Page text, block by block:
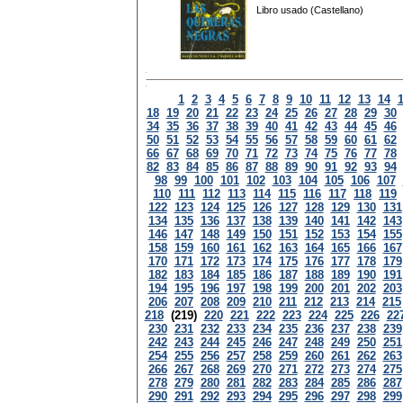
Libro usado (Castellano)
1 2 3 4 5 6 7 8 9 10 11 12 13 14
18 19 20 21 22 23 24 25 26 27 28 29 30
34 35 36 37 38 39 40 41 42 43 44 45 46
50 51 52 53 54 55 56 57 58 59 60 61 62
66 67 68 69 70 71 72 73 74 75 76 77 78
82 83 84 85 86 87 88 89 90 91 92 93 94
98 99 100 101 102 103 104 105 106 107
110 111 112 113 114 115 116 117 118 119
122 123 124 125 126 127 128 129 130 131
134 135 136 137 138 139 140 141 142 143
146 147 148 149 150 151 152 153 154 155
158 159 160 161 162 163 164 165 166 167
170 171 172 173 174 175 176 177 178 179
182 183 184 185 186 187 188 189 190 191
194 195 196 197 198 199 200 201 202 203
206 207 208 209 210 211 212 213 214 215
218 (219) 220 221 222 223 224 225 226
230 231 232 233 234 235 236 237 238 239
242 243 244 245 246 247 248 249 250 251
254 255 256 257 258 259 260 261 262 263
266 267 268 269 270 271 272 273 274 275
278 279 280 281 282 283 284 285 286 287
290 291 292 293 294 295 296 297 298 299